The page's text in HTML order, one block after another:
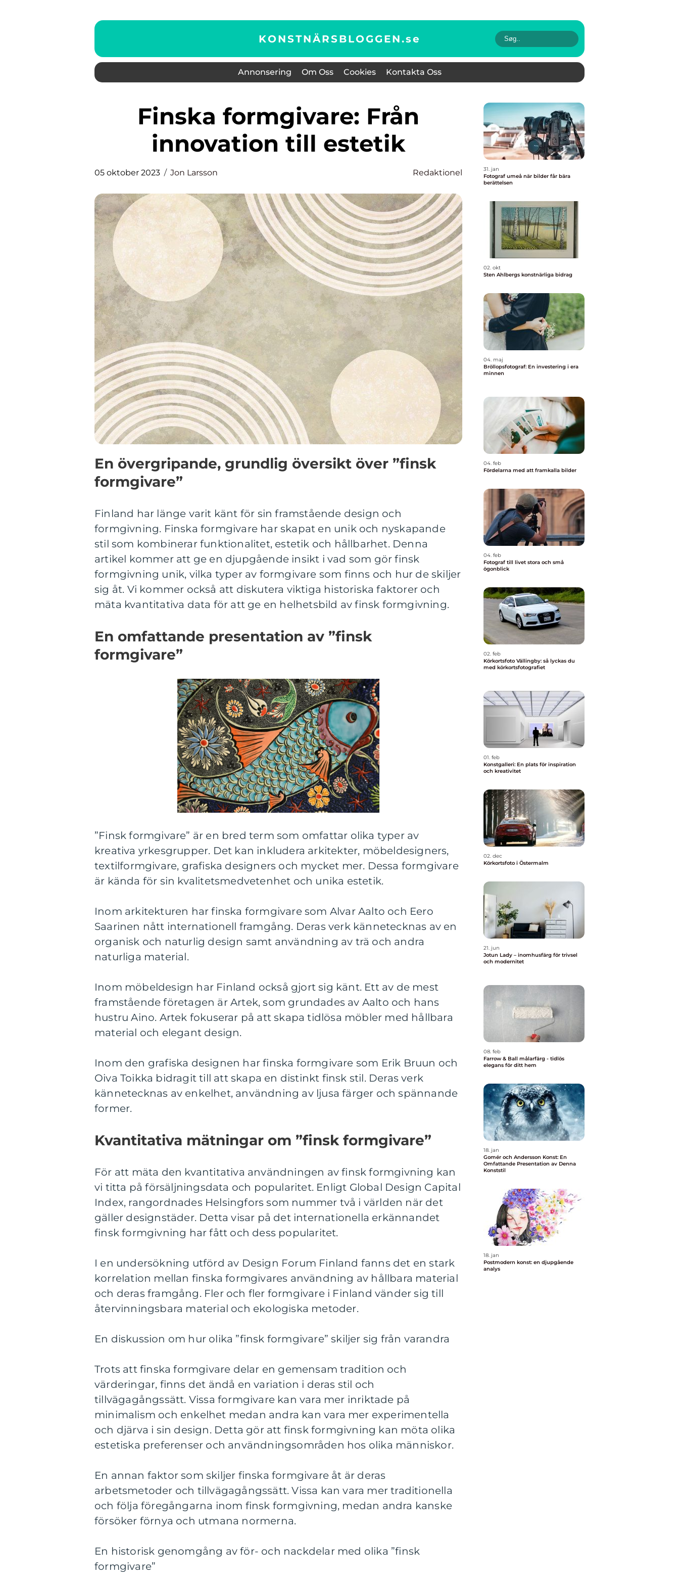
KONSTNÄRSBLOGGEN.se
Annonsering Om Oss Cookies Kontakta Oss
Finska formgivare: Från
innovation till estetik
05 oktober 2023 Jon Larsson Redaktionel
En övergripande, grundlig översikt över ”finsk
formgivare”
Finland har länge varit känt för sin framstående design och
formgivning. Finska formgivare har skapat en unik och nyskapande
stil som kombinerar funktionalitet, estetik och hållbarhet. Denna
artikel kommer att ge en djupgående insikt i vad som gör finsk
formgivning unik, vilka typer av formgivare som finns och hur de skiljer
sig åt. Vi kommer också att diskutera viktiga historiska faktorer och
mäta kvantitativa data för att ge en helhetsbild av finsk formgivning.
En omfattande presentation av ”finsk
formgivare”
”Finsk formgivare” är en bred term som omfattar olika typer av
kreativa yrkesgrupper. Det kan inkludera arkitekter, möbeldesigners,
textilformgivare, grafiska designers och mycket mer. Dessa formgivare
är kända för sin kvalitetsmedvetenhet och unika estetik.
Inom arkitekturen har finska formgivare som Alvar Aalto och Eero
Saarinen nått internationell framgång. Deras verk kännetecknas av en
organisk och naturlig design samt användning av trä och andra
naturliga material.
Inom möbeldesign har Finland också gjort sig känt. Ett av de mest
framstående företagen är Artek, som grundades av Aalto och hans
hustru Aino. Artek fokuserar på att skapa tidlösa möbler med hållbara
material och elegant design.
Inom den grafiska designen har finska formgivare som Erik Bruun och
Oiva Toikka bidragit till att skapa en distinkt finsk stil. Deras verk
kännetecknas av enkelhet, användning av ljusa färger och spännande
former.
Kvantitativa mätningar om ”finsk formgivare”
För att mäta den kvantitativa användningen av finsk formgivning kan
vi titta på försäljningsdata och popularitet. Enligt Global Design Capital
Index, rangordnades Helsingfors som nummer två i världen när det
gäller designstäder. Detta visar på det internationella erkännandet
finsk formgivning har fått och dess popularitet.
I en undersökning utförd av Design Forum Finland fanns det en stark
korrelation mellan finska formgivares användning av hållbara material
och deras framgång. Fler och fler formgivare i Finland vänder sig till
återvinningsbara material och ekologiska metoder.
En diskussion om hur olika ”finsk formgivare” skiljer sig från varandra
Trots att finska formgivare delar en gemensam tradition och
värderingar, finns det ändå en variation i deras stil och
tillvägagångssätt. Vissa formgivare kan vara mer inriktade på
minimalism och enkelhet medan andra kan vara mer experimentella
och djärva i sin design. Detta gör att finsk formgivning kan möta olika
estetiska preferenser och användningsområden hos olika människor.
En annan faktor som skiljer finska formgivare åt är deras
arbetsmetoder och tillvägagångssätt. Vissa kan vara mer traditionella
och följa föregångarna inom finsk formgivning, medan andra kanske
försöker förnya och utmana normerna.
En historisk genomgång av för- och nackdelar med olika ”finsk
formgivare”
31. jan
Fotograf umeå när bilder får bära
berättelsen
02. okt
Sten Ahlbergs konstnärliga bidrag
04. maj
Bröllopsfotograf: En investering i era
minnen
04. feb
Fördelarna med att framkalla bilder
04. feb
Fotograf till livet stora och små
ögonblick
02. feb
Körkortsfoto Vällingby: så lyckas du
med körkortsfotografiet
01. feb
Konstgalleri: En plats för inspiration
och kreativitet
02. dec
Körkortsfoto i Östermalm
21. jun
Jotun Lady – inomhusfärg för trivsel
och modernitet
08. feb
Farrow & Ball målarfärg - tidlös
elegans för ditt hem
18. jan
Gomér och Andersson Konst: En
Omfattande Presentation av Denna
Konststil
18. jan
Postmodern konst: en djupgående
analys